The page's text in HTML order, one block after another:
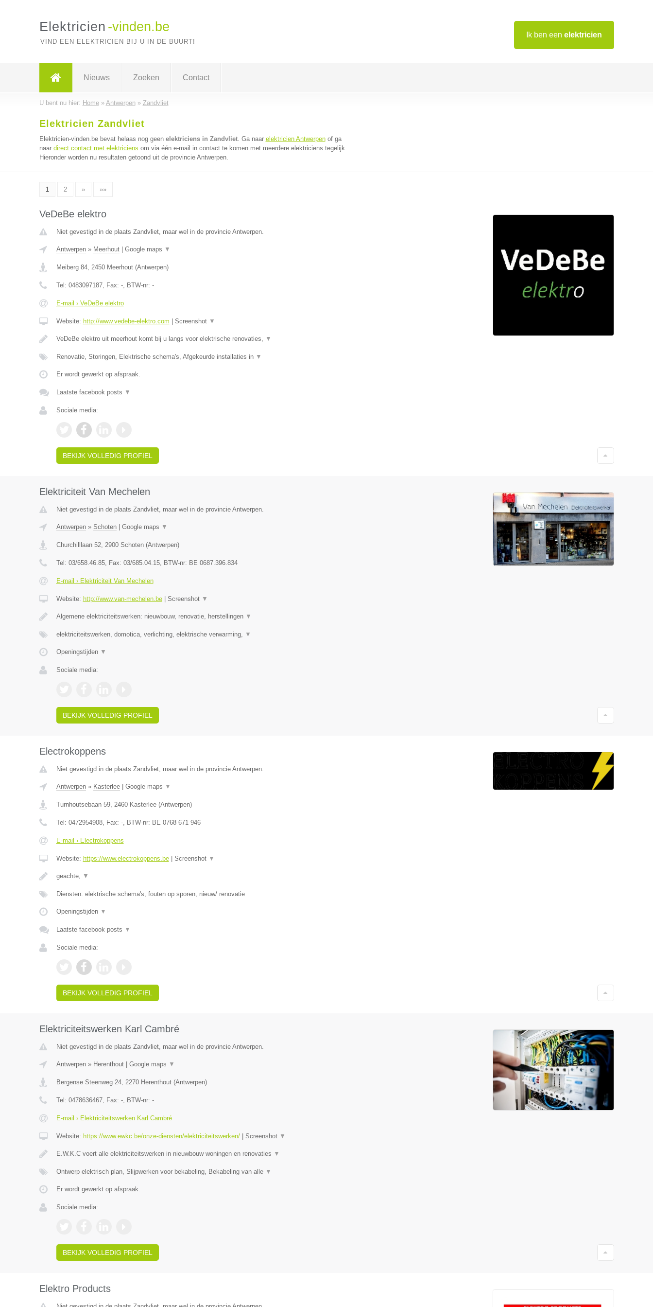
Ik ben een elektricien
Elektricien -vinden.be
VIND EEN ELEKTRICIEN BIJ U IN DE BUURT!
Nieuws Zoeken Contact
U bent nu hier: Home» Antwerpen» Zandvliet
Elektricien Zandvliet
Elektricien-vinden.be bevat helaas nog geen elektriciens in Zandvliet. Ga naar elektricien Antwerpenof ga
naar direct contact met elektriciens om via één e-mail in contact te komen met meerdere elektriciens tegelijk.
Hieronder worden nu resultaten getoond uit de provincie Antwerpen.
1 2 » »»
VeDeBe elektro
Niet gevestigd in de plaats Zandvliet, maar wel in de provincie Antwerpen.
Antwerpen» Meerhout| Google maps ▼
Meiberg 84, 2450 Meerhout(Antwerpen)
Tel: 0483097187, Fax: -, BTW-nr: -
E-mail › VeDeBe elektro
Website: http://www.vedebe-elektro.com Screenshot ▼
VeDeBe elektro uit meerhout komt bij u langs voor elektrische renovaties, ▼
Renovatie, Storingen, Elektrische schema's, Afgekeurde installaties in ▼
Er wordt gewerkt op afspraak.
Laatste facebook posts ▼
Sociale media:
BEKIJK VOLLEDIG PROFIEL
Elektriciteit Van Mechelen
Niet gevestigd in de plaats Zandvliet, maar wel in de provincie Antwerpen.
Antwerpen» Schoten| Google maps ▼
Churchilllaan 52, 2900 Schoten(Antwerpen)
Tel: 03/658.46.85, Fax: 03/685.04.15, BTW-nr: BE 0687.396.834
E-mail › Elektriciteit Van Mechelen
Website: http://www.van-mechelen.be| Screenshot ▼
Algemene elektriciteitswerken: nieuwbouw, renovatie, herstellingen ▼
elektriciteitswerken, domotica, verlichting, elektrische verwarming, ▼
Openingstijden ▼
Sociale media:
BEKIJK VOLLEDIG PROFIEL
Electrokoppens
Niet gevestigd in de plaats Zandvliet, maar wel in de provincie Antwerpen.
Antwerpen» Kasterlee| Google maps ▼
Turnhoutsebaan 59, 2460 Kasterlee(Antwerpen)
Tel: 0472954908, Fax: -, BTW-nr: BE 0768 671 946
E-mail › Electrokoppens
Website: https://www.electrokoppens.be| Screenshot ▼
geachte, ▼
Diensten: elektrische schema's, fouten op sporen, nieuw/ renovatie
Openingstijden ▼
Laatste facebook posts ▼
Sociale media:
BEKIJK VOLLEDIG PROFIEL
Elektriciteitswerken Karl Cambré
Niet gevestigd in de plaats Zandvliet, maar wel in de provincie Antwerpen.
Antwerpen» Herenthout| Google maps ▼
Bergense Steenweg 24, 2270 Herenthout(Antwerpen)
Tel: 0478636467, Fax: -, BTW-nr: -
E-mail › Elektriciteitswerken Karl Cambré
Website: https://www.ewkc.be/onze-diensten/elektriciteitswerken/| Screenshot ▼
E.W.K.C voert alle elektriciteitswerken in nieuwbouw woningen en renovaties ▼
Ontwerp elektrisch plan, Slijpwerken voor bekabeling, Bekabeling van alle ▼
Er wordt gewerkt op afspraak.
Sociale media:
BEKIJK VOLLEDIG PROFIEL
Elektro Products